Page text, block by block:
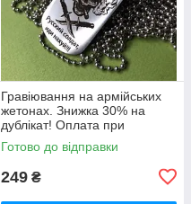
Гравіювання на армійських
жетонах. Знижка 30% на
дублікат! Оплата при
отриманні! Швидко та якісно!
Напис не зтирається.
Готово до відправки
249 ₴